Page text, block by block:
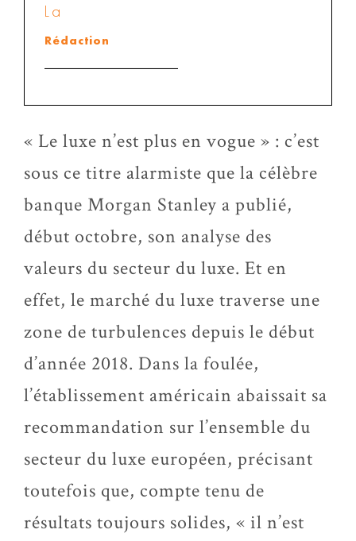
La
Rédaction
« Le luxe n’est plus en vogue » : c’est
sous ce titre alarmiste que la célèbre
banque Morgan Stanley a publié,
début octobre, son analyse des
valeurs du secteur du luxe. Et en
effet, le marché du luxe traverse une
zone de turbulences depuis le début
d’année 2018. Dans la foulée,
l’établissement américain abaissait sa
recommandation sur l’ensemble du
secteur du luxe européen, précisant
toutefois que, compte tenu de
résultats toujours solides, « il n’est